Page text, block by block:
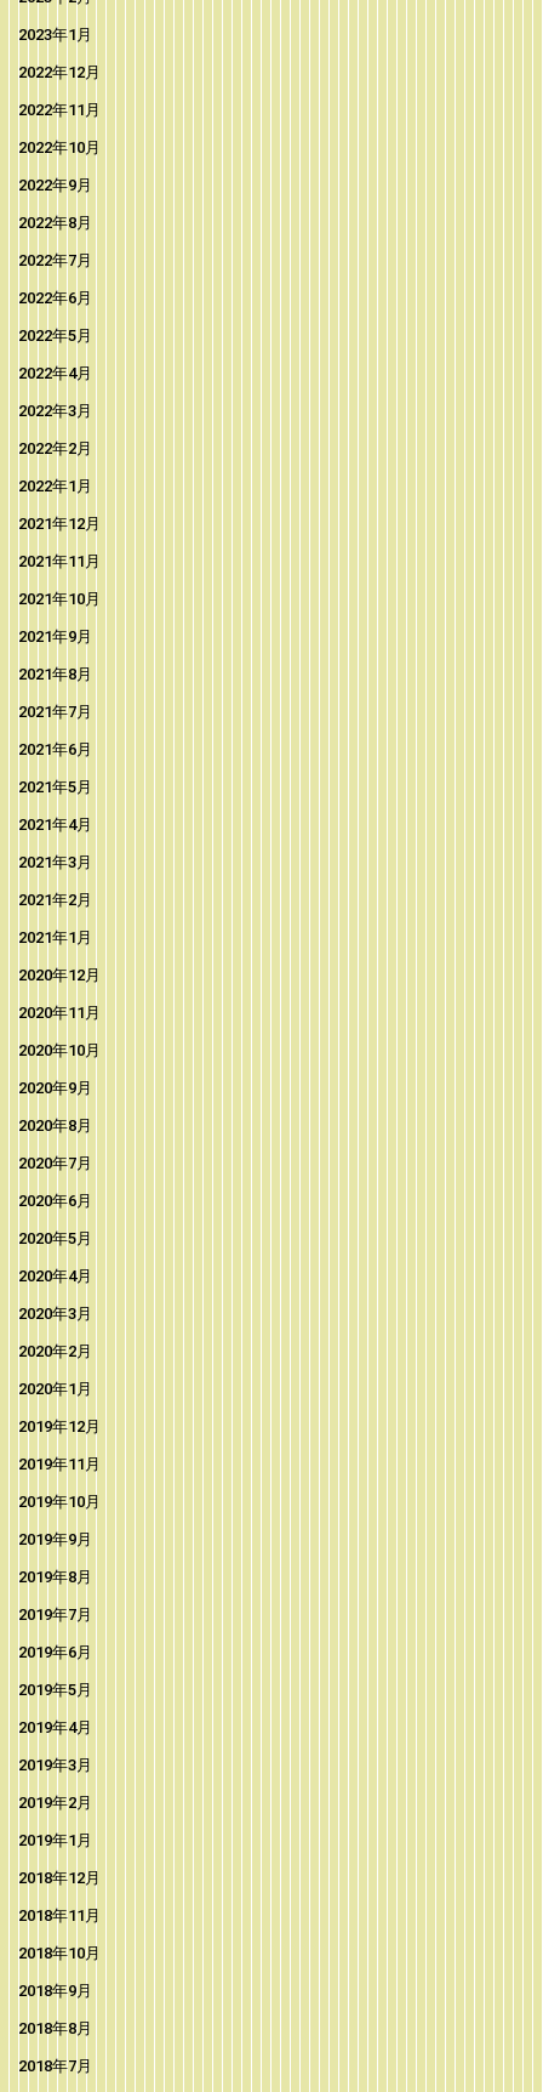
2023年1月
2022年12月
2022年11月
2022年10月
2022年9月
2022年8月
2022年7月
2022年6月
2022年5月
2022年4月
2022年3月
2022年2月
2022年1月
2021年12月
2021年11月
2021年10月
2021年9月
2021年8月
2021年7月
2021年6月
2021年5月
2021年4月
2021年3月
2021年2月
2021年1月
2020年12月
2020年11月
2020年10月
2020年9月
2020年8月
2020年7月
2020年6月
2020年5月
2020年4月
2020年3月
2020年2月
2020年1月
2019年12月
2019年11月
2019年10月
2019年9月
2019年8月
2019年7月
2019年6月
2019年5月
2019年4月
2019年3月
2019年2月
2019年1月
2018年12月
2018年11月
2018年10月
2018年9月
2018年8月
2018年7月